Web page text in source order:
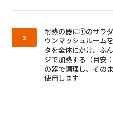
作り方3：
耐熱の器に①のサラ
ウンマッシュルーム
タを全体にかけ、ふ
ジで加熱する（目安
の器で調理し、その
使用します